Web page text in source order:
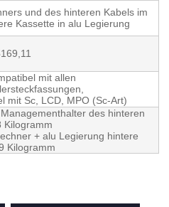
und des hinteren Kabels im
Kassette in alu Legierung
mit allen
mit Sc, LCD, MPO (Sc-Art)
des hinteren
Kilogramm
+ alu Legierung hintere
Kilogramm